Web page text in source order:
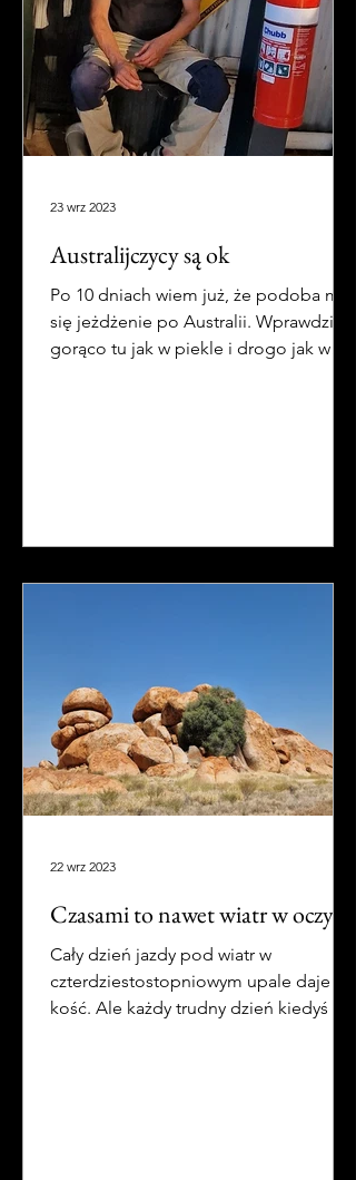
Australijczycy są ok
Po 10 dniach wiem już, że podoba mi
się jeżdżenie po Australii. Wprawdzie
gorąco tu jak w piekle i drogo jak w
23 wrz 2023
Czasami to nawet wiatr w oczy
Cały dzień jazdy pod wiatr w
czterdziestostopniowym upale daje w
kość. Ale każdy trudny dzień kiedyś się
22 wrz 2023